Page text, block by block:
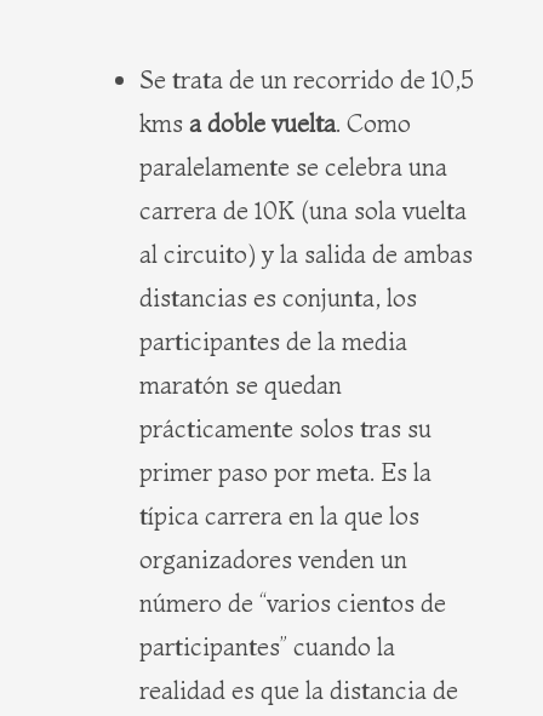
Se trata de un recorrido de 10,5
kms a doble vuelta. Como
paralelamente se celebra una
carrera de 10K (una sola vuelta
al circuito) y la salida de ambas
distancias es conjunta, los
participantes de la media
maratón se quedan
prácticamente solos tras su
primer paso por meta. Es la
típica carrera en la que los
organizadores venden un
número de “varios cientos de
participantes” cuando la
realidad es que la distancia de